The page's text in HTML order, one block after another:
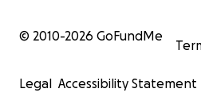
© 2010-2026 GoFundMe
Legal Accessibility Statement